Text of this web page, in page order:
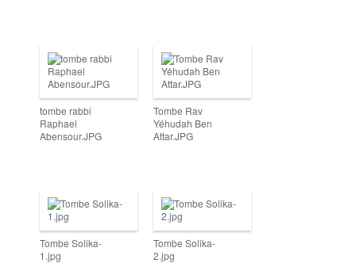
tombe rabbi
Raphael
Abensour.JPG
Tombe Rav
Yéhudah Ben
Attar.JPG
Tombe Solika-
1.jpg
Tombe Solika-
2.jpg